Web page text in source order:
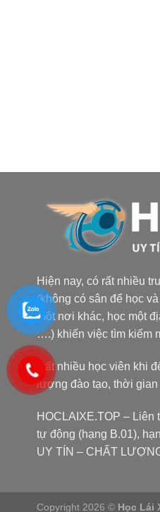
Hiện nay, có rất nhiều
(không có sân để học
một nơi khác, học một
….) khiến việc tìm kiếm
Rất nhiều học viên khi
lượng đào tạo, thời
HOCLAIXE.TOP – Liên
tự động (hạng B.01),
UY TÍN – CHẤT
Copyright 2026 © Học Lái